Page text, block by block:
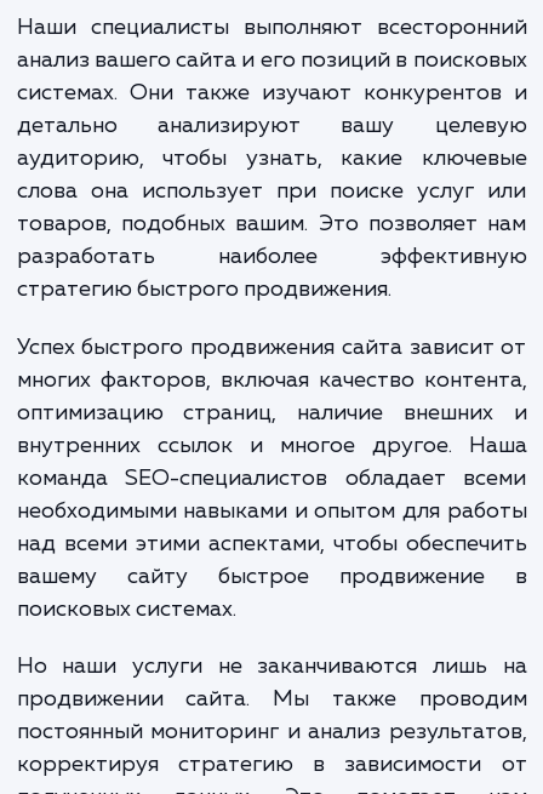
профессионалам, чтобы
максимальную отдачу от
SEO.
анализ вашего сайта и его позиций в
системах. Они также изучают
детально анализируют вашу
аудиторию, чтобы узнать, какие
слова она использует при поиске услуг
товаров, подобных вашим. Это позволяет
разработать наиболее
стратегию быстрого продвижения.
Успех быстрого продвижения сайта
многих факторов, включая качество
оптимизацию страниц, наличие
внутренних ссылок и многое другое.